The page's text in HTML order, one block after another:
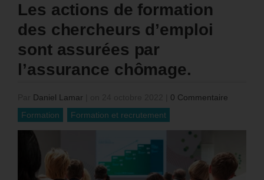
Les actions de formation
des chercheurs d’emploi
sont assurées par
l’assurance chômage.
Daniel Lamar
0 Commentaire
Formation
Formation et recrutement